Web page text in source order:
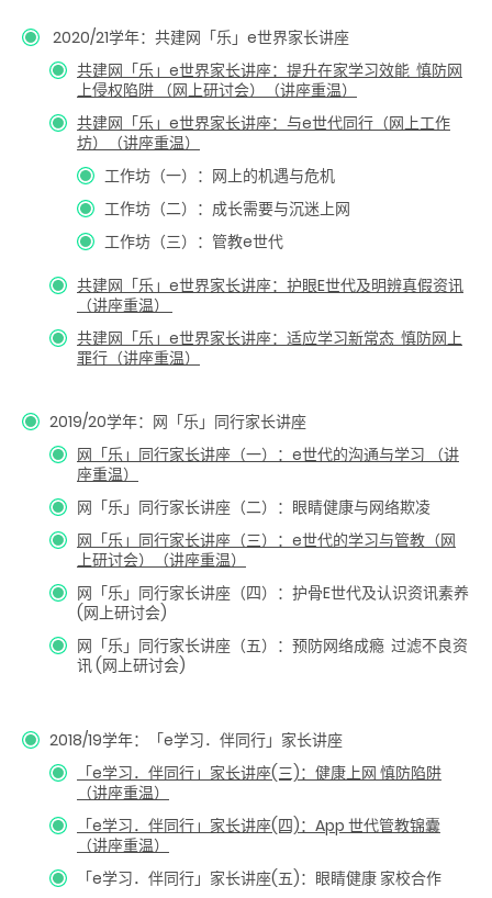
2020/21学年： 共建网「乐」e世界家长讲座
共建网「乐」e世界家长讲座：提升在家学习效能 慎防网
上侵权陷阱 （网上研讨会）（讲座重温）
共建网「乐」e世界家长讲座：与e世代同行（网上工作
坊）（讲座重温）
工作坊（一）：网上的机遇与危机
工作坊（二）：成长需要与沉迷上网
工作坊（三）：管教e世代
共建网「乐」e世界家长讲座：护眼E世代及明辨真假资讯
（讲座重温）
共建网「乐」e世界家长讲座：适应学习新常态 慎防网上
罪行（讲座重温）
2019/20学年：网「乐」同行家长讲座
网「乐」同行家长讲座（一）：e世代的沟通与学习 （讲
座重温）
网「乐」同行家长讲座（二）：眼睛健康与网络欺凌
网「乐」同行家长讲座（三）：e世代的学习与管教（网
上研讨会）（讲座重温）
网「乐」同行家长讲座（四）：护骨E世代及认识资讯素养
(网上研讨会)
网「乐」同行家长讲座（五）：预防网络成瘾 过滤不良资
讯 (网上研讨会)
2018/19学年：「e学习．伴同行」家长讲座
「e学习．伴同行」家长讲座(三)：健康上网 慎防陷阱
（讲座重温）
「e学习．伴同行」家长讲座(四)：App 世代管教锦囊
（讲座重温）
「e学习．伴同行」家长讲座(五)：眼睛健康 家校合作